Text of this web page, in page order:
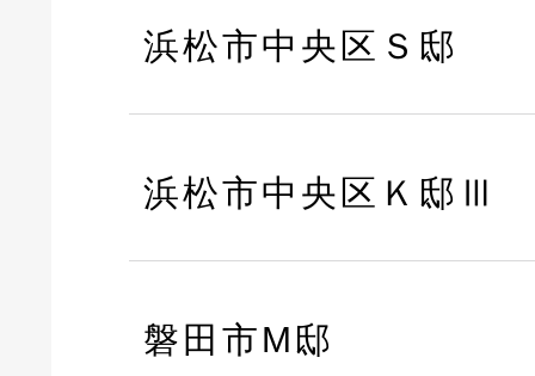
浜松市中央区Ｓ邸
浜松市中央区Ｋ邸Ⅲ
磐田市M邸